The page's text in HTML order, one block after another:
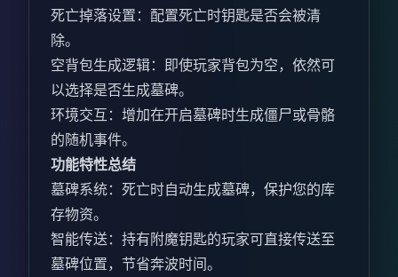
死亡掉落设置：配置死亡时钥匙是否会被清
除。
空背包生成逻辑：即使玩家背包为空，依然可
以选择是否生成墓碑。
环境交互：增加在开启墓碑时生成僵尸或骨骼
的随机事件。
功能特性总结
墓碑系统：死亡时自动生成墓碑，保护您的库
存物资。
智能传送：持有附魔钥匙的玩家可直接传送至
墓碑位置，节省奔波时间。